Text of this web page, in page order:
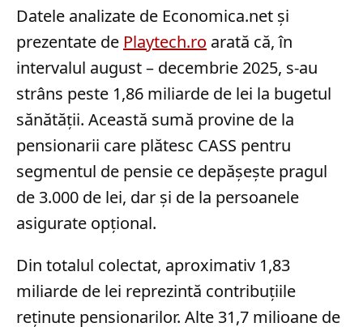
Datele analizate de Economica.net și
prezentate de Playtech.ro arată că, în
intervalul august – decembrie 2025, s-au
strâns peste 1,86 miliarde de lei la bugetul
sănătății. Această sumă provine de la
pensionarii care plătesc CASS pentru
segmentul de pensie ce depășește pragul
de 3.000 de lei, dar și de la persoanele
asigurate opțional.
Din totalul colectat, aproximativ 1,83
miliarde de lei reprezintă contribuțiile
reținute pensionarilor. Alte 31,7 milioane de